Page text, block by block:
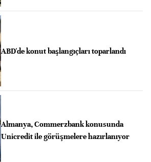
ABD'de konut başlangıçları toparlandı
Almanya, Commerzbank konusunda
Unicredit ile görüşmelere hazırlanıyor